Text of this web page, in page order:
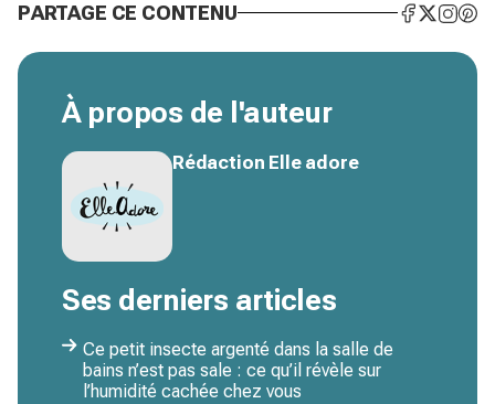
PARTAGE CE CONTENU
À propos de l'auteur
Rédaction Elle adore
Ses derniers articles
Ce petit insecte argenté dans la salle de
bains n’est pas sale : ce qu’il révèle sur
l’humidité cachée chez vous